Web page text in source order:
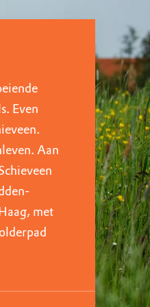
Even
Aan
met